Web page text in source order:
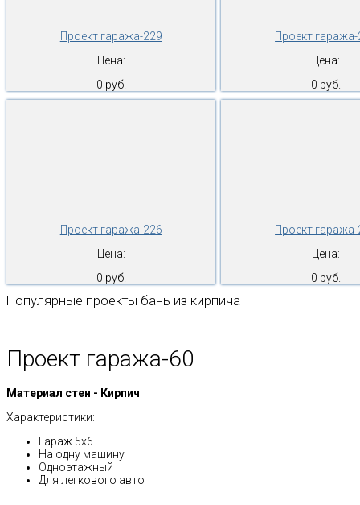
Проект гаража-229
Цена:
0 руб.
Проект
Цена:
0 руб.
Проект гаража-226
Цена:
0 руб.
Проект
Цена:
0 руб.
Популярные проекты бань из кирпича
Проект гаража-60
Материал стен - Кирпич
Характеристики:
Гараж 5х6
На одну машину
Одноэтажный
Для легкового авто